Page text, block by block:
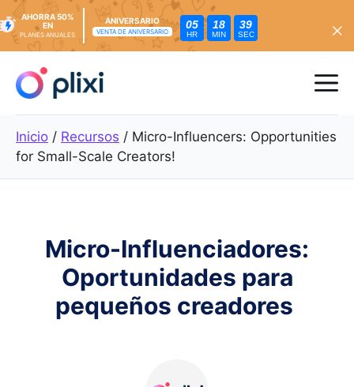
contenido
AHORRA 50%
EN
PLANES ANUALES
ANIVERSARIO
VENTA DE ANIVERSARIO
05
HR
18
MIN
38
SEC
Inicio / Recursos / Micro-Influencers: Opportunities
for Small-Scale Creators!
Micro-Influenciadores:
Oportunidades para
pequeños creadores